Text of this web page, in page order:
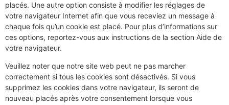
placés. Une autre option consiste à modifier les réglages de
votre navigateur Internet afin que vous receviez un message à
chaque fois qu’un cookie est placé. Pour plus d’informations sur
ces options, reportez-vous aux instructions de la section Aide de
votre navigateur.
Veuillez noter que notre site web peut ne pas marcher
correctement si tous les cookies sont désactivés. Si vous
supprimez les cookies dans votre navigateur, ils seront de
nouveau placés après votre consentement lorsque vous